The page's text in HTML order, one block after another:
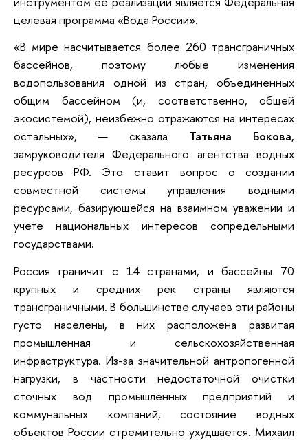
целевая программа «Вода России».
«В мире насчитывается более 260 трансграничных
бассейнов, поэтому любые изменения
водопользования одной из стран, объединенных
общим бассейном (и, соответственно, общей
экосистемой), неизбежно отражаются на интересах
остальных», — сказала Татьяна Бокова,
замруководителя Федерального агентства водных
ресурсов РФ. Это ставит вопрос о создании
совместной системы управления водными
ресурсами, базирующейся на взаимном уважении и
учете национальных интересов сопредельными
государствами.
Россия граничит с 14 странами, и бассейны 70
крупных и средних рек страны являются
трансграничными. В большинстве случаев эти районы
густо населены, в них расположена развитая
промышленная и сельскохозяйственная
инфраструктура. Из-за значительной антропогенной
нагрузки, в частности недостаточной очистки
сточных вод промышленных предприятий и
коммунальных компаний, состояние водных
объектов России стремительно ухудшается. Михаил